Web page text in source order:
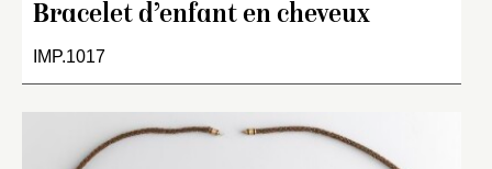
Bracelet d’enfant en cheveux
IMP.1017